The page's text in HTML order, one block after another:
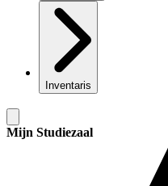
Inventaris
Mijn Studiezaal